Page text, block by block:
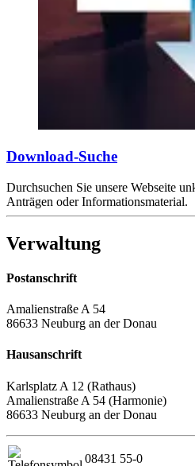
Download-Suche
Durchsuchen Sie unsere Webseite
Anträgen oder Informationsmaterial.
Verwaltung
Postanschrift
Amalienstraße A 54
86633 Neuburg an der Donau
Hausanschrift
Karlsplatz A 12 (Rathaus)
Amalienstraße A 54 (Harmonie)
86633 Neuburg an der Donau
08431 55-0